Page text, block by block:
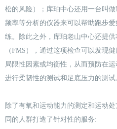
松的风险）；库珀中心还用一台叫
频率等分析的仪器来可以帮助跑步
练。除此之外，库珀老山中心还提
（FMS），通过这项检查可以发现
局限性因素或均衡性，从而预防在
进行柔韧性的测试和足底压力的测试
除了有氧和运动能力的测定和运动
同的人群打造了针对性的服务: